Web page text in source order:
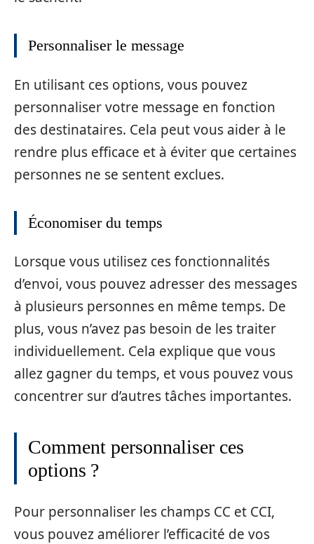
Personnaliser le message
En utilisant ces options, vous pouvez
personnaliser votre message en fonction
des destinataires. Cela peut vous aider à le
rendre plus efficace et à éviter que certaines
personnes ne se sentent exclues.
Économiser du temps
Lorsque vous utilisez ces fonctionnalités
d’envoi, vous pouvez adresser des messages
à plusieurs personnes en même temps. De
plus, vous n’avez pas besoin de les traiter
individuellement. Cela explique que vous
allez gagner du temps, et vous pouvez vous
concentrer sur d’autres tâches importantes.
Comment personnaliser ces
options ?
Pour personnaliser les champs CC et CCI,
vous pouvez améliorer l’efficacité de vos